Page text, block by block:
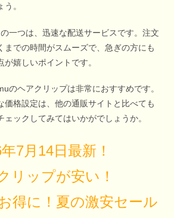
。
一つは、迅速な配送サービスです。注文
までの時間がスムーズで、急ぎの方にも
嬉しいポイントです。
のヘアクリップは非常におすすめです。
価格設定は、他の通販サイトと比べても
ェックしてみてはいかがでしょうか。
7月14日最新！
リップが安い！
得に！夏の激安セール